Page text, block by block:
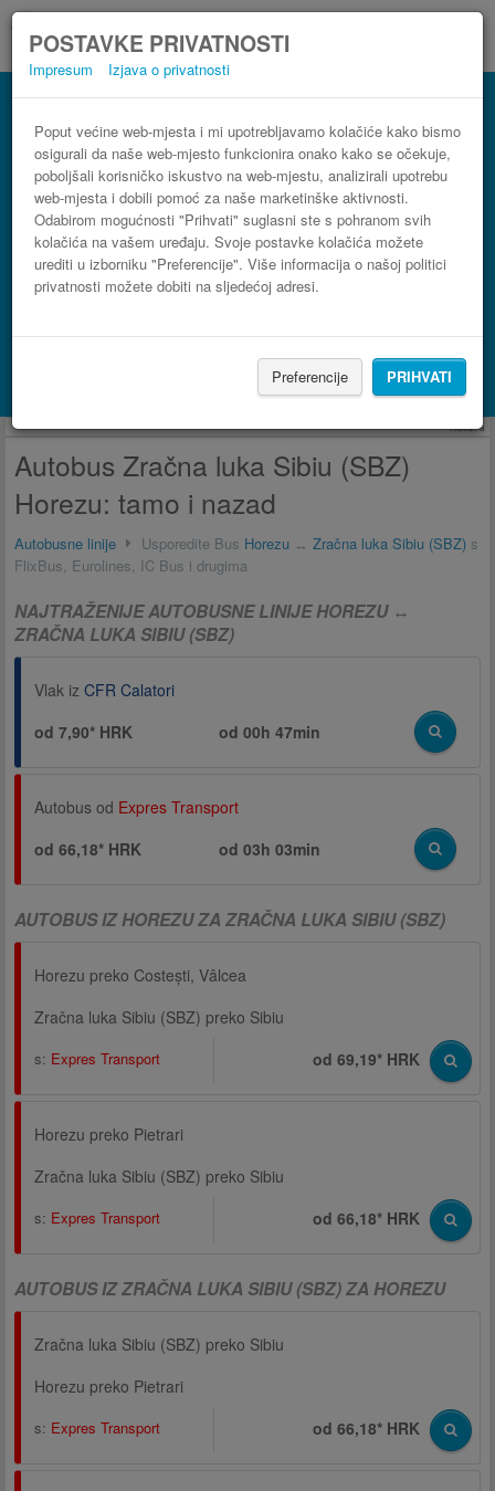
POSTAVKE PRIVATNOSTI
Impresum Izjava o privatnosti
Poput većine web-mjesta i mi upotrebljavamo kolačiće kako bismo
osigurali da naše web-mjesto funkcionira onako kako se očekuje,
poboljšali korisničko iskustvo na web-mjestu, analizirali upotrebu
web-mjesta i dobili pomoć za naše marketinške aktivnosti.
Odabirom mogućnosti "Prihvati" suglasni ste s pohranom svih
kolačića na vašem uređaju. Svoje postavke kolačića možete
urediti u izborniku "Preferencije". Više informacija o našoj politici
privatnosti možete dobiti na sljedećoj adresi.
Preferencije PRIHVATI
Autobus Horezu Zračna luka Sibiu (SBZ)
3 koraka do najpovoljnije autobusne karte
Potraži smještaj s Booking.com
Reklama
Autobus Zračna luka Sibiu (SBZ)
Horezu: tamo i nazad
Autobusne linije Usporedite Bus Horezu ↔ Zračna luka Sibiu (SBZ) s
FlixBus, Eurolines, IC Bus i drugima
NAJTRAŽENIJE AUTOBUSNE LINIJE HOREZU ↔
ZRAČNA LUKA SIBIU (SBZ)
Vlak iz CFR Calatori
od 7,90* HRK
od00h 47min
Autobus od Expres Transport
od 66,18* HRK
od03h 03min
AUTOBUS IZ HOREZU ZA ZRAČNA LUKA SIBIU (SBZ)
Horezu preko Costești, Vâlcea
Zračna luka Sibiu (SBZ) preko Sibiu
s: Expres Transport od 69,19* HRK
Horezu preko Pietrari
Zračna luka Sibiu (SBZ) preko Sibiu
s: Expres Transport od 66,18* HRK
AUTOBUS IZ ZRAČNA LUKA SIBIU (SBZ) ZA HOREZU
Zračna luka Sibiu (SBZ) preko Sibiu
Horezu preko Pietrari
s: Expres Transport od 66,18* HRK